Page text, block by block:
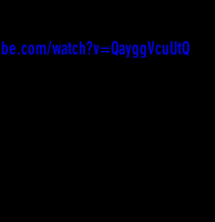
watch?v=QayggVcuUtQ